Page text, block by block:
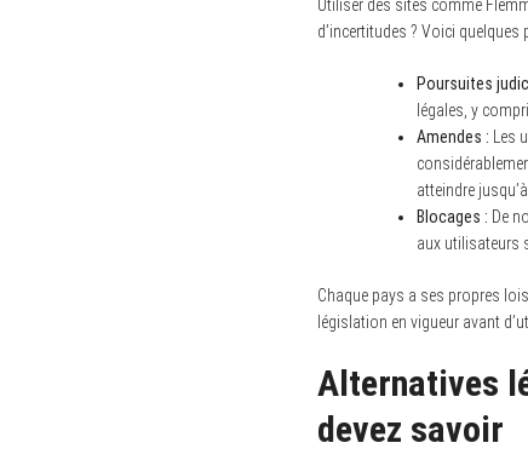
Utiliser des sites comme
d’incertitudes ? Voici
Poursuites
légales, y
Amendes : Les
atteindre
Blocages : De
aux utilisateurs
Chaque pays a ses propres
législation en vigueur avant
Alternatives
devez savoir